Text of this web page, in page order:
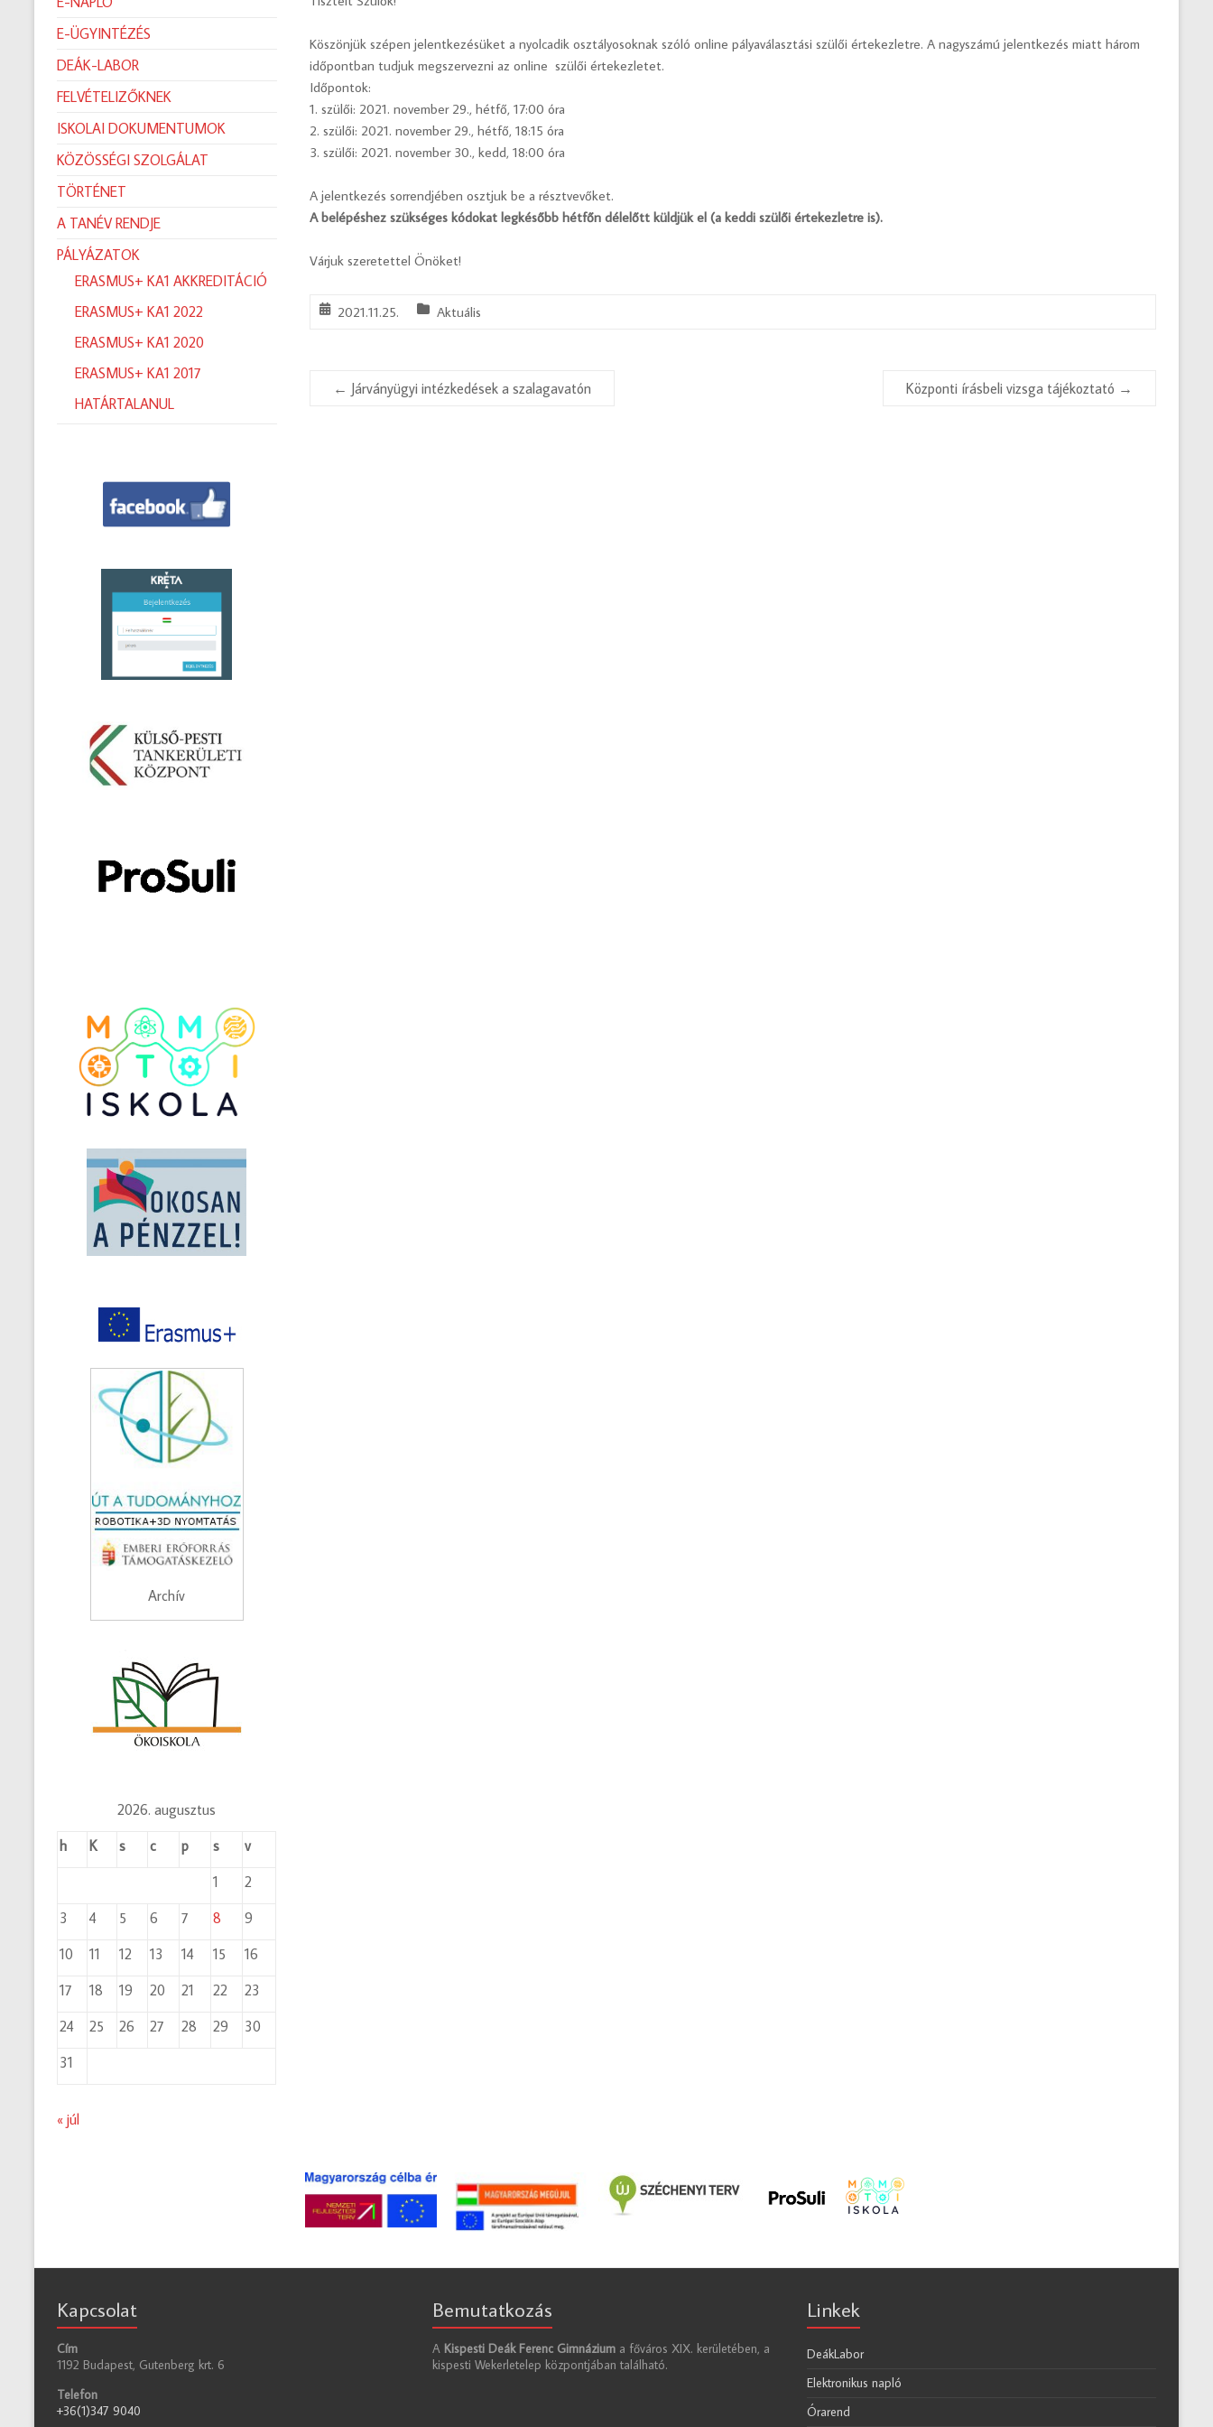
Köszönjük szépen jelentkezésüket a nyolcadik osztályosoknak szóló online pályaválasztási szülői értekezletre. A nagyszámú jelentkezés miatt három
időpontban tudjuk megszervezni az online szülői értekezletet.
Időpontok:
1. szülői: 2021. november 29., hétfő, 17:00 óra
2. szülői: 2021. november 29., hétfő, 18:15 óra
3. szülői: 2021. november 30., kedd, 18:00 óra
A jelentkezés sorrendjében osztjuk be a résztvevőket.
A belépéshez szükséges kódokat legkésőbb hétfőn délelőtt küldjük el (a keddi szülői értekezletre is).
Várjuk szeretettel Önöket!
2021.11.25. Aktuális
← Járványügyi intézkedések a szalagavatón Központi írásbeli vizsga tájékoztató →
E-ÜGYINTÉZÉS
DEÁK-LABOR
FELVÉTELIZŐKNEK
ISKOLAI DOKUMENTUMOK
KÖZÖSSÉGI SZOLGÁLAT
TÖRTÉNET
A TANÉV RENDJE
PÁLYÁZATOK
ERASMUS+ KA1 AKKREDITÁCIÓ
ERASMUS+ KA1 2022
ERASMUS+ KA1 2020
ERASMUS+ KA1 2017
HATÁRTALANUL
Archív
2026. augusztus
h
K s c p s
v
1
2
3
4 5 6 7 8
9
10
11 12 13 14 15
16
17
18 19 20 21 22
23
24
25 26 27 28 29
30
31
« júl
Kapcsolat
Cím
1192 Budapest, Gutenberg krt. 6
Telefon
+36(1)347 9040
Bemutatkozás
A Kispesti Deák Ferenc Gimnázium a főváros XIX. kerületében, a
kispesti Wekerletelep központjában található.
Linkek
DeákLabor
Elektronikus napló
Órarend